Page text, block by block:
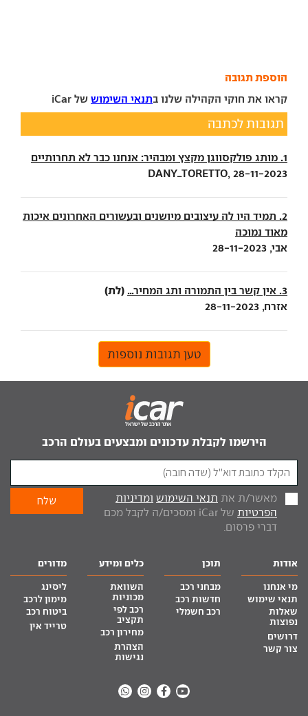
הוספת תגובה
קראו את חוקי הקהילה שלנו בתנאי השימוש של iCar
תגובות לכתבה
1. מותג פולקסווגן מקצץ ומבהיר: אנחנו כבר לא תחרותיים
DANY_TORETTO, 28-11-2023
2. תמיד היו לה עיצובים מיושנים ובעשורים האחרונים איכות
מאוד נמוכה
אבי, 28-11-2023
3. אין קשר בין התמורה ותג המחיר... (לת)
אזרח, 28-11-2023
טען תגובות נוספות
הירשמו לקבלת עדכונים ומבצעים בעולם הרכב
מאשר/ת את תנאי השימוש ומדיניות
הפרטיות
של iCar ומסכים/ה לקבל מכם
דברי פרסום.
אודות
מי אנחנו
תנאי שימוש
שאלות
נפוצות
דרושים
צור קשר
תוכן
מבחני רכב
חדשות רכב
רכב חשמלי
כלים ומידע
השוואת
מכוניות
רכב לפי
תקציב
מחירון רכב
הצהרת
נגישות
מדורים
ליסינג
מימון לרכב
ביטוח רכב
טרייד אין